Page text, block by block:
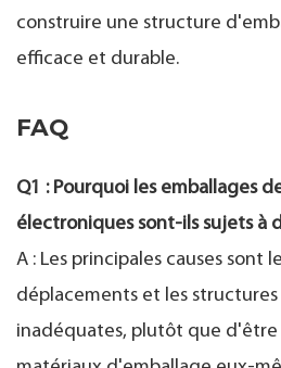
construire une structure
efficace et durable.
FAQ
Q1 : Pourquoi les emballages
électroniques sont-ils sujets à
A : Les principales causes sont
déplacements et les
inadéquates, plutôt que